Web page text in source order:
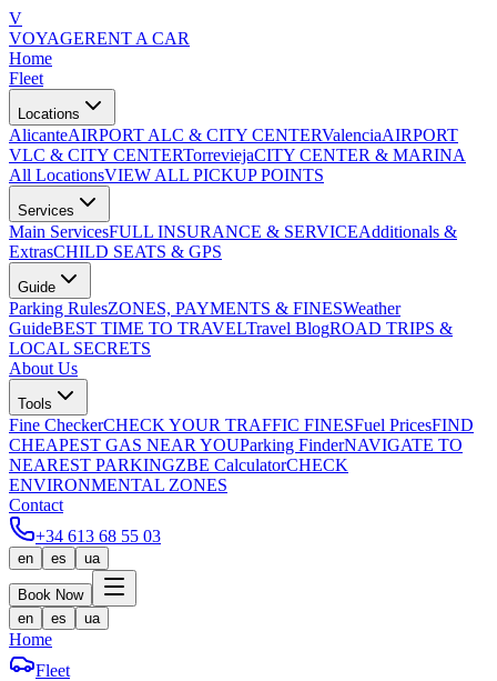
V
VOYAGERENT A CAR
Home
Fleet
Locations
AlicanteAIRPORT ALC & CITY CENTERValenciaAIRPORT
VLC & CITY CENTERTorreviejaCITY CENTER & MARINA
All LocationsVIEW ALL PICKUP POINTS
Services
Main ServicesFULL INSURANCE & SERVICEAdditionals &
ExtrasCHILD SEATS & GPS
Guide
Parking RulesZONES, PAYMENTS & FINESWeather
GuideBEST TIME TO TRAVELTravel BlogROAD TRIPS &
LOCAL SECRETS
About Us
Tools
Fine CheckerCHECK YOUR TRAFFIC FINESFuel PricesFIND
CHEAPEST GAS NEAR YOUParking FinderNAVIGATE TO
NEAREST PARKINGZBE CalculatorCHECK
ENVIRONMENTAL ZONES
Contact
+34 613 68 55 03
en es ua
Book Now
en
es ua
Home
Fleet